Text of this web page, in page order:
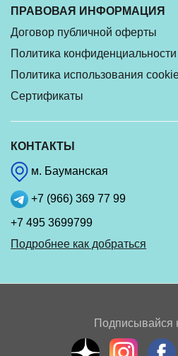
ПРАВОВАЯ ИНФОРМАЦИЯ
Договор публичной оферты
Политика конфиденциальности
Политика использования
Сертификаты
КОНТАКТЫ
м. Бауманская
+7 (966) 369 77 99
+7 495 3699799
Подробнее как добраться
Подписывайся